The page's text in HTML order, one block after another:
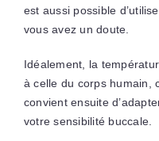
est aussi possible
vous avez un doute.
Idéalement, la
à celle du corps humain,
convient ensuite
votre sensibilité buccale.